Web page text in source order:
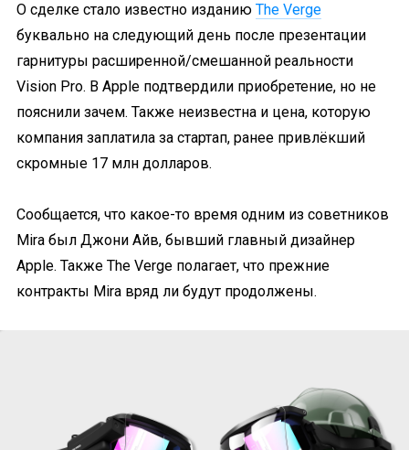
О сделке стало известно изданию The Verge
буквально на следующий день после презентации
гарнитуры расширенной/смешанной реальности
Vision Pro. В Apple подтвердили приобретение, но не
пояснили зачем. Также неизвестна и цена, которую
компания заплатила за стартап, ранее привлёкший
скромные 17 млн долларов.
Сообщается, что какое-то время одним из советников
Mira был Джони Айв, бывший главный дизайнер
Apple. Также The Verge полагает, что прежние
контракты Mira вряд ли будут продолжены.